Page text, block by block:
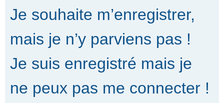
Je souhaite m’enregistrer,
mais je n’y parviens pas !
Je suis enregistré mais je
ne peux pas me connecter !